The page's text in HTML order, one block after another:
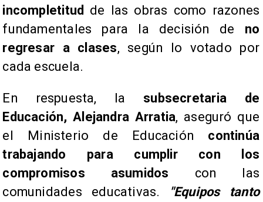
incompletitud de las obras como razones
fundamentales para la decisión de no
regresar a clases, según lo votado por
cada escuela.
​En respuesta, la subsecretaria de
Educación, Alejandra Arratia, aseguró que
el Ministerio de Educación continúa
trabajando para cumplir con los
compromisos asumidos con las
comunidades educativas.
"Equipos tanto